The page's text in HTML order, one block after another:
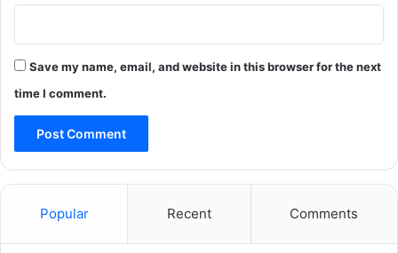
Save my name, email, and website in this browser for the next
time I comment.
Popular Recent Comments